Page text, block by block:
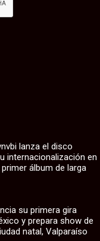
lanza el disco
internacionalización en
álbum de larga
su primera gira
y prepara show de
natal, Valparaíso